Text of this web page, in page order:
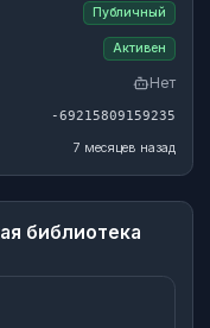
Публичный
Активен
Нет
-69215809159235
7 месяцев назад
библиотека